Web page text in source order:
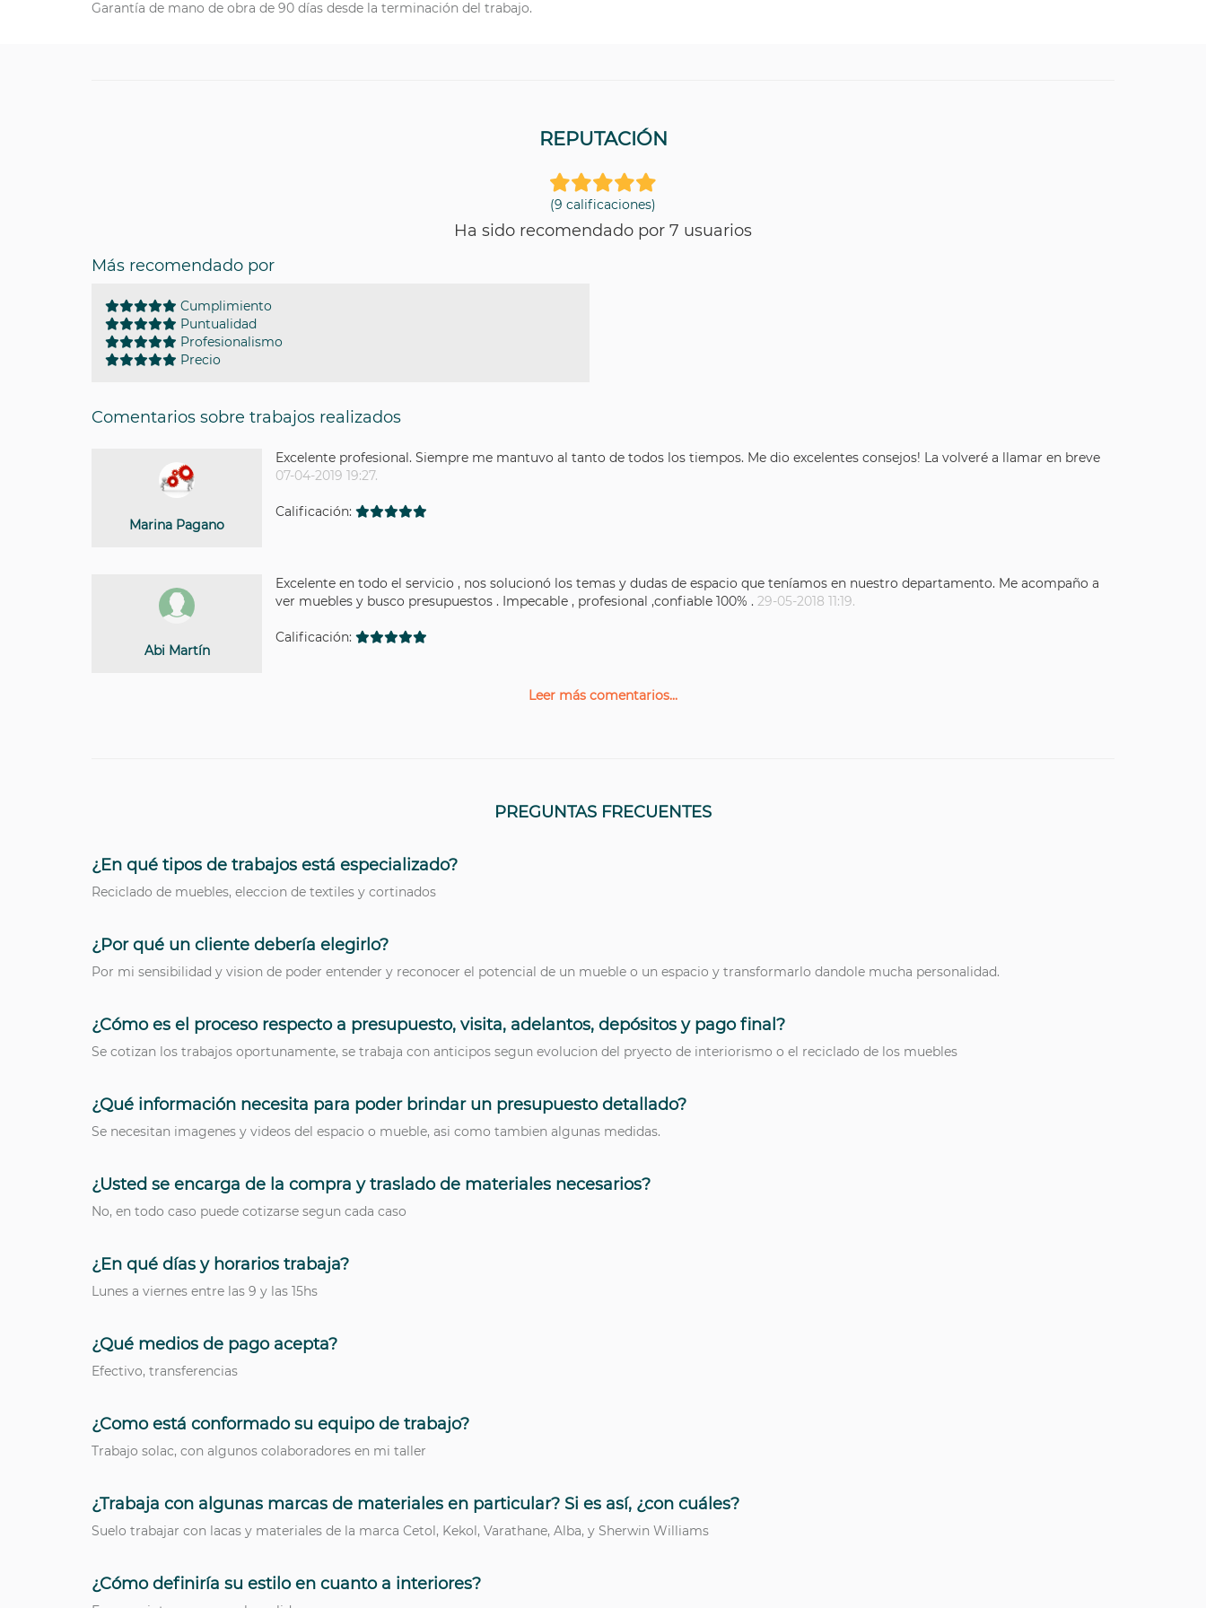
Garantía de mano de obra de 90 días desde la terminación del trabajo.
REPUTACIÓN
(9 calificaciones)
Ha sido recomendado por 7 usuarios
Más recomendado por
Cumplimiento
Puntualidad
Profesionalismo
Precio
Comentarios sobre trabajos realizados
Marina Pagano
Excelente profesional. Siempre me mantuvo al tanto de todos los tiempos. Me dio excelentes consejos! La volveré a llamar en breve
07-04-2019 19:27.
Calificación:
Abi Martín
Excelente en todo el servicio , nos solucionó los temas y dudas de espacio que teníamos en nuestro departamento. Me acompaño a
ver muebles y busco presupuestos . Impecable , profesional ,confiable 100% . 29-05-2018 11:19.
Calificación:
Leer más comentarios...
PREGUNTAS FRECUENTES
¿En qué tipos de trabajos está especializado?
Reciclado de muebles, eleccion de textiles y cortinados
¿Por qué un cliente debería elegirlo?
Por mi sensibilidad y vision de poder entender y reconocer el potencial de un mueble o un espacio y transformarlo dandole mucha personalidad.
¿Cómo es el proceso respecto a presupuesto, visita, adelantos, depósitos y pago final?
Se cotizan los trabajos oportunamente, se trabaja con anticipos segun evolucion del pryecto de interiorismo o el reciclado de los muebles
¿Qué información necesita para poder brindar un presupuesto detallado?
Se necesitan imagenes y videos del espacio o mueble, asi como tambien algunas medidas.
¿Usted se encarga de la compra y traslado de materiales necesarios?
No, en todo caso puede cotizarse segun cada caso
¿En qué días y horarios trabaja?
Lunes a viernes entre las 9 y las 15hs
¿Qué medios de pago acepta?
Efectivo, transferencias
¿Como está conformado su equipo de trabajo?
Trabajo solac, con algunos colaboradores en mi taller
¿Trabaja con algunas marcas de materiales en particular? Si es así, ¿con cuáles?
Suelo trabajar con lacas y materiales de la marca Cetol, Kekol, Varathane, Alba, y Sherwin Williams
¿Cómo definiría su estilo en cuanto a interiores?